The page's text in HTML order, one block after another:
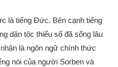
là tiếng Đức. Bên cạnh tiếng
dân tộc thiểu số đã sống lâu
là ngôn ngữ chính thức
nói của người Sorben và